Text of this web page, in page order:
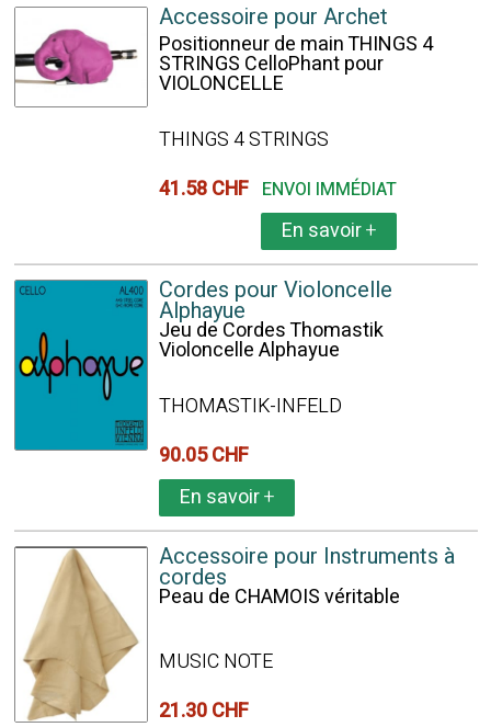
Accessoire pour Archet
Positionneur de main THINGS 4
STRINGS CelloPhant pour
VIOLONCELLE
THINGS 4 STRINGS
41.58 CHF ENVOI IMMÉDIAT
En savoir+
Cordes pour Violoncelle
Alphayue
Jeu de Cordes Thomastik
Violoncelle Alphayue
THOMASTIK-INFELD
90.05 CHF
En savoir+
Accessoire pour Instruments à
cordes
Peau de CHAMOIS véritable
MUSIC NOTE
21.30 CHF